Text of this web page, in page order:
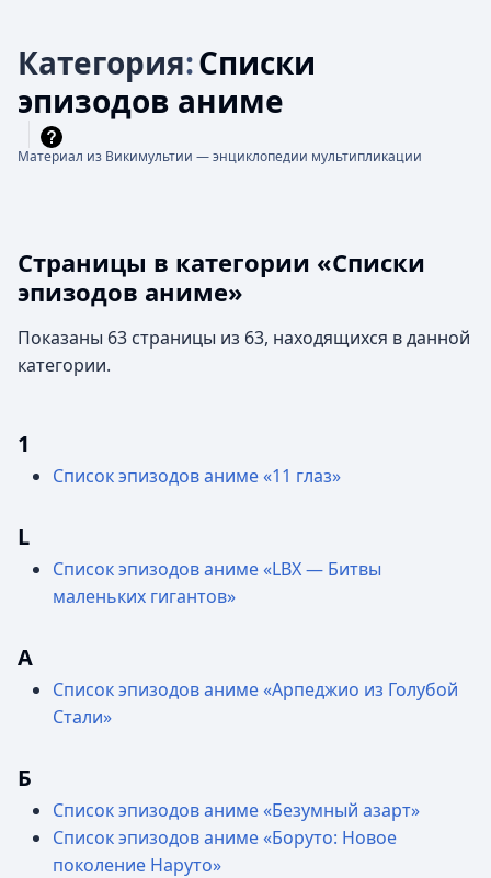
Категория:Списки
эпизодов аниме
Материал из Викимультии — энциклопедии мультипликации
Страницы в категории «Списки
эпизодов аниме»
Показаны 63 страницы из 63, находящихся в данной
категории.
1
Список эпизодов аниме «11 глаз»
L
Список эпизодов аниме «LBX — Битвы
маленьких гигантов»
А
Список эпизодов аниме «Арпеджио из Голубой
Стали»
Б
Список эпизодов аниме «Безумный азарт»
Список эпизодов аниме «Боруто: Новое
поколение Наруто»